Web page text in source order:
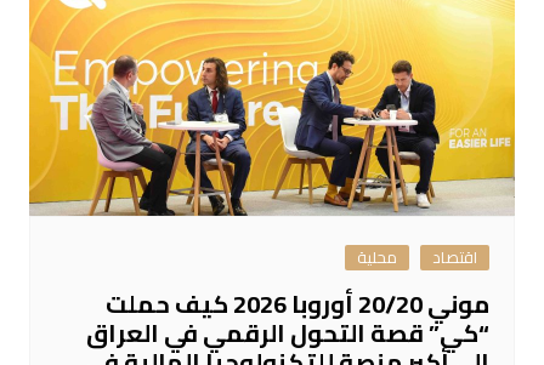
اقتصاد محلية
موني 20/20 أوروبا 2026 كيف حملت
“كي” قصة التحول الرقمي في العراق